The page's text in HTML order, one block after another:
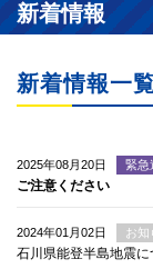
新着情報
新着情報一
2025年08月20日 緊急
ご注意ください
2024年01月02日 お知
石川県能登半島地震に